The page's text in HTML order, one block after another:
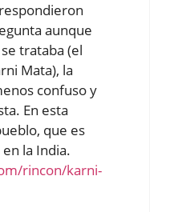
aunque
trataba (el
Mata), la
confuso y
En esta
que es
la India.
rincon/karni-